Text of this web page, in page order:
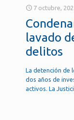
7 octubre,
lavado
delitos
La detención de
dos años de
activos. La